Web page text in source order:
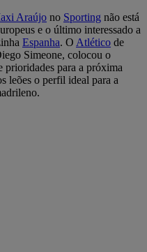
Araújo no Sporting não está
e o último interessado a
Espanha. O Atlético de
Simeone, colocou o
prioridades para a próxima
leões o perfil ideal para a